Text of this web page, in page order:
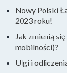
Nowy Polski
2023 roku!
Jak zmienią
mobilności)?
Ulgi i